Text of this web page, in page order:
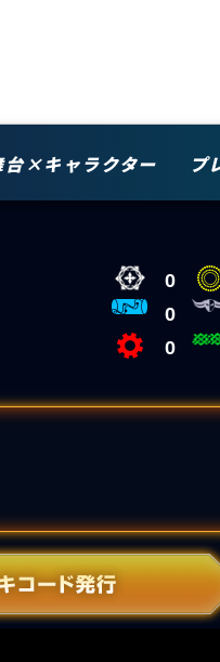
台×キャラクター プ
0
0
0